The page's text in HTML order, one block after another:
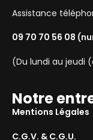
Assistance
09 70 70 56 08
(Du lundi au jeudi
Notre
Mentions Légales
C.G.V. & C.G.U.